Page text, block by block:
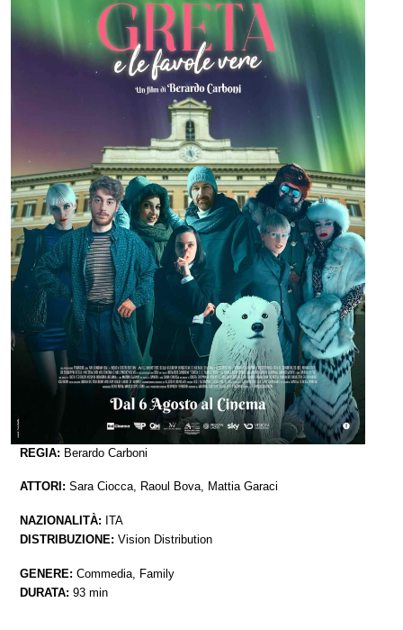
REGIA: Berardo Carboni
ATTORI:Sara Ciocca, Raoul Bova, Mattia Garaci
NAZIONALITÀ:
ITA
DISTRIBUZIONE:Vision Distribution
GENERE:Commedia, Family
DURATA:93 min